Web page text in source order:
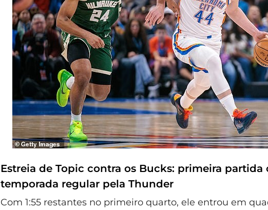
Estreia de Topic contra os Bucks: primeira partida
temporada regular pela Thunder
Com 1:55 restantes no primeiro quarto, ele entrou em